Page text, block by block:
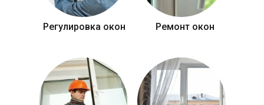
Регулировка окон Ремонт окон